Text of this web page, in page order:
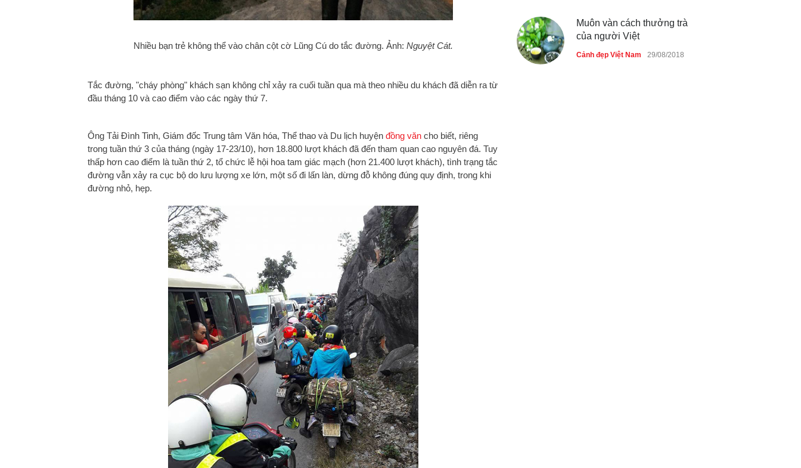
Nhiều bạn trẻ không thể vào chân cột cờ Lũng Cú do tắc đường. Ảnh: Nguyệt Cát.
Tắc đường, "cháy phòng" khách sạn không chỉ xảy ra cuối tuần qua mà theo nhiều du khách đã diễn ra từ
đầu tháng 10 và cao điểm vào các ngày thứ 7.
Ông Tải Đình Tinh, Giám đốc Trung tâm Văn hóa, Thể thao và Du lịch huyện đồng văn cho biết, riêng
trong tuần thứ 3 của tháng (ngày 17-23/10), hơn 18.800 lượt khách đã đến tham quan cao nguyên đá. Tuy
thấp hơn cao điểm là tuần thứ 2, tổ chức lễ hội hoa tam giác mạch (hơn 21.400 lượt khách), tình trạng tắc
đường vẫn xảy ra cục bộ do lưu lượng xe lớn, một số đi lấn làn, dừng đỗ không đúng quy định, trong khi
đường nhỏ, hẹp.
Muôn vàn cách thưởng trà
của người Việt
Cảnh đẹp Việt Nam 29/08/2018